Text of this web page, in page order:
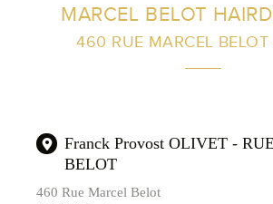
FILTER
MARCEL BELOT
460 RUE MARCEL
Franck Provost OLIVET -
BELOT
460 Rue Marcel Belot